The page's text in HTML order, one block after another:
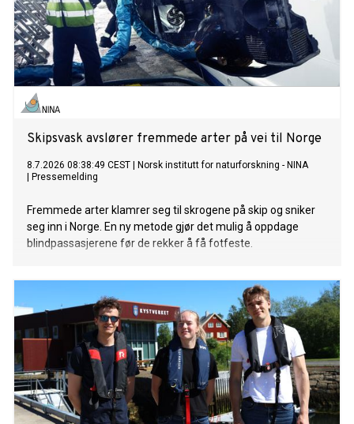
Skipsvask avslører fremmede arter på vei til Norge
8.7.2026 08:38:49 CEST
Norsk institutt for naturforskning - NINA
Pressemelding
Fremmede arter klamrer seg til skrogene på skip og sniker
seg inn i Norge. En ny metode gjør det mulig å oppdage
blindpassasjerene før de rekker å få fotfeste.